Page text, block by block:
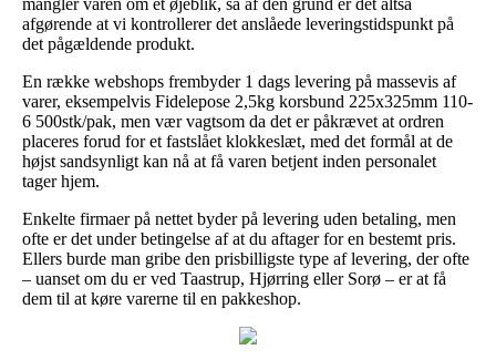
afgørende at vi kontrollerer det anslåede leveringstidspunkt på
det pågældende produkt.
En række webshops frembyder 1 dags levering på massevis af
varer, eksempelvis Fidelepose 2,5kg korsbund 225x325mm 110-
6 500stk/pak, men vær vagtsom da det er påkrævet at ordren
placeres forud for et fastslået klokkeslæt, med det formål at de
højst sandsynligt kan nå at få varen betjent inden personalet
tager hjem.
Enkelte firmaer på nettet byder på levering uden betaling, men
ofte er det under betingelse af at du aftager for en bestemt pris.
Ellers burde man gribe den prisbilligste type af levering, der ofte
– uanset om du er ved Taastrup, Hjørring eller Sorø – er at få
dem til at køre varerne til en pakkeshop.